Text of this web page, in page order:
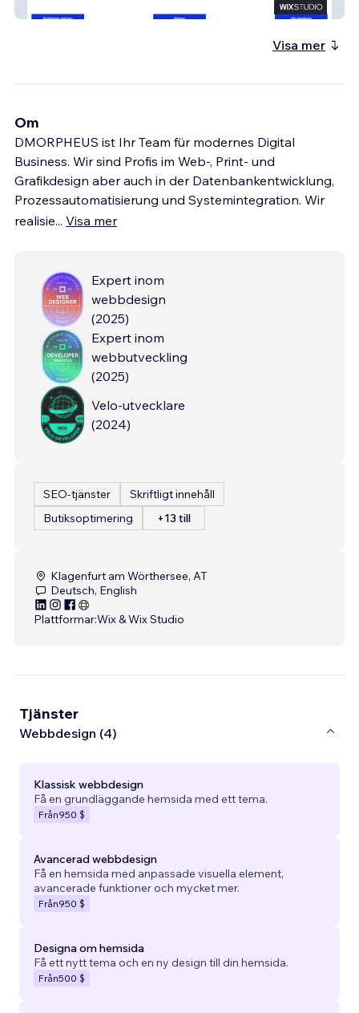
Visa mer
Om
DMORPHEUS ist Ihr Team für modernes Digital
Business. Wir sind Profis im Web-, Print- und
Grafikdesign aber auch in der Datenbankentwicklung,
Prozessautomatisierung und Systemintegration. Wir
realisie... Visa mer
Expert inom
webbdesign
(2025)
Expert inom
webbutveckling
(2025)
Velo-utvecklare
(2024)
SEO-tjänster
Skriftligt innehåll
Butiksoptimering
+13 till
Klagenfurt am Wörthersee, AT
Deutsch, English
Plattformar:Wix & Wix Studio
Tjänster
Webbdesign (4)
Klassisk webbdesign
Få en grundläggande hemsida med ett tema.
Från950 $
Avancerad webbdesign
Få en hemsida med anpassade visuella element,
avancerade funktioner och mycket mer.
Från950 $
Designa om hemsida
Få ett nytt tema och en ny design till din hemsida.
Från500 $